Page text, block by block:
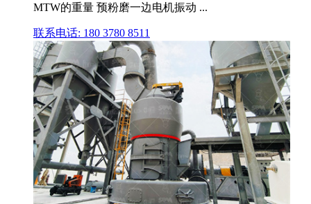
MTW的重量 预粉磨一边电机振动 ...
联系电话: 180 3780 8511